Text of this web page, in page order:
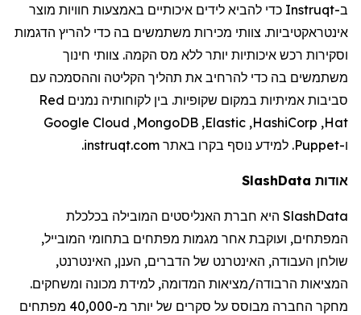
ב-Instruqt כדי להביא לידים איכותיים באמצעות חוויות מוצר
אינטראקטיביות. צוותי מכירות משתמשים בה כדי להריץ הדגמות
וסקירות רכש איכותיות יותר ללא מס הקמה. צוותי חינוך
משתמשים בה כדי להרחיב את תהליך הקליטה וההסמכה עם
סביבות אמיתיות במקום שקופיות. בין לקוחותיה נמנים Red
Hat
,
HashiCorp
,
Elastic
,
MongoDB
,
Google Cloud
ו-Puppet. למידע נוסף בקרו באתר instruqt.com
.
אודות SlashData
SlashData היא חברת האנליסטים המובילה בכלכלת
המפתחים, ועוקבת אחר מגמות מפתחים בתחומי המובייל,
שולחן העבודה, האינטרנט של הדברים, הענן, האינטרנט,
המציאות הרבודה/מציאות המדומה, למידת מכונה ומשחקים.
מחקר החברה מבוסס על סקרים של יותר מ-40,000 מפתחים